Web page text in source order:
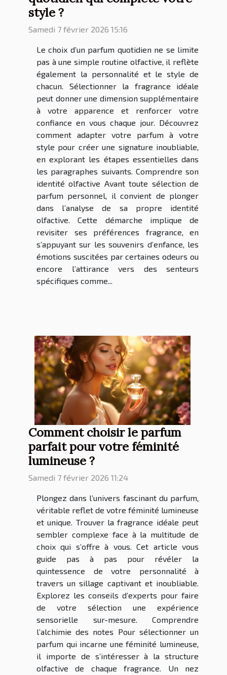
style ?
Samedi 7 février 2026 15:16
Le choix d’un parfum quotidien ne se limite
pas à une simple routine olfactive, il reflète
également la personnalité et le style de
chacun. Sélectionner la fragrance idéale
peut donner une dimension supplémentaire
à votre apparence et renforcer votre
confiance en vous chaque jour. Découvrez
comment adapter votre parfum à votre
style pour créer une signature inoubliable,
en explorant les étapes essentielles dans
les paragraphes suivants. Comprendre son
identité olfactive Avant toute sélection de
parfum personnel, il convient de plonger
dans l’analyse de sa propre identité
olfactive. Cette démarche implique de
revisiter ses préférences fragrance, en
s’appuyant sur les souvenirs d’enfance, les
émotions suscitées par certaines odeurs ou
encore l’attirance vers des senteurs
spécifiques comme...
Comment choisir le parfum
parfait pour votre féminité
lumineuse ?
Samedi 7 février 2026 11:24
Plongez dans l’univers fascinant du parfum,
véritable reflet de votre féminité lumineuse
et unique. Trouver la fragrance idéale peut
sembler complexe face à la multitude de
choix qui s’offre à vous. Cet article vous
guide pas à pas pour révéler la
quintessence de votre personnalité à
travers un sillage captivant et inoubliable.
Explorez les conseils d’experts pour faire
de votre sélection une expérience
sensorielle sur-mesure. Comprendre
l’alchimie des notes Pour sélectionner un
parfum qui incarne une féminité lumineuse,
il importe de s’intéresser à la structure
olfactive de chaque fragrance. Un nez